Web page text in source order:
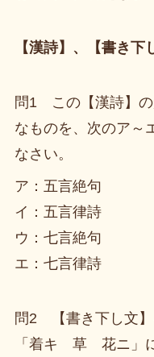
【漢詩】、【書き下
問1 この【漢詩】の
なものを、次のア～
なさい。
ア：五言絶句
イ：五言律詩
ウ：七言絶句
エ：七言律詩
問2 【書き下し文】
「着キ 草 花ニ」